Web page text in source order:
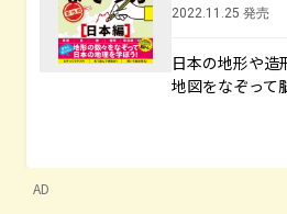
2022.11.25 発売
日本の地形や造
地図をなぞって
AD